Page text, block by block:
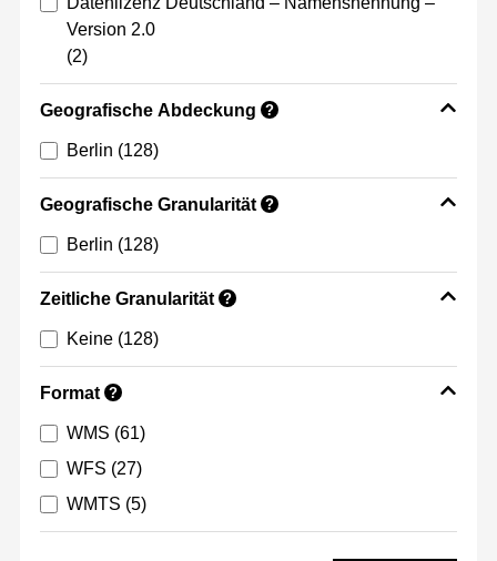
Version 2.0
(2)
Geografische Abdeckung ?
Berlin (128)
Geografische Granularität ?
Berlin (128)
Zeitliche Granularität ?
Keine (128)
Format ?
WMS (61)
WFS (27)
WMTS (5)